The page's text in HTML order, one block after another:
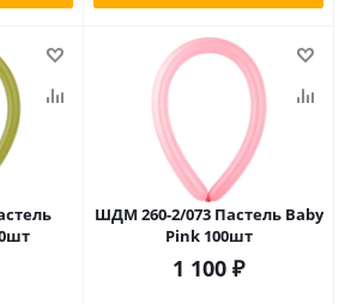
ШДМ 260-2/073 Пастель Baby
Pink 100шт
1 100 ₽